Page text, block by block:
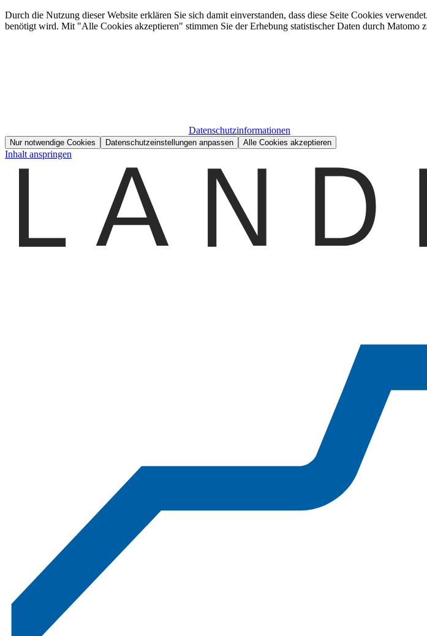
Durch die Nutzung dieser Website erklären Sie sich damit einverstanden, dass diese Seite Cookies
benötigt wird. Mit "Alle Cookies akzeptieren" stimmen Sie der Erhebung statistischer Daten durch Matomo
Datenschutzinformationen
Nur notwendige Cookies Datenschutzeinstellungen anpassen Alle Cookies akzeptieren
Inhalt anspringen